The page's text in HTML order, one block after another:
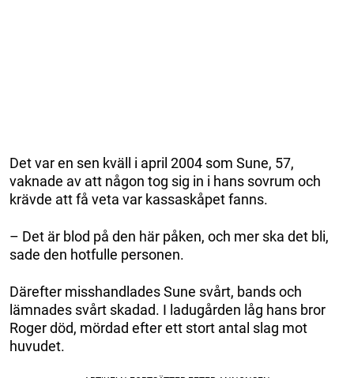
Det var en sen kväll i april 2004 som Sune, 57,
vaknade av att någon tog sig in i hans sovrum och
krävde att få veta var kassaskåpet fanns.
– Det är blod på den här påken, och mer ska det bli,
sade den hotfulle personen.
Därefter misshandlades Sune svårt, bands och
lämnades svårt skadad. I ladugården låg hans bror
Roger död, mördad efter ett stort antal slag mot
huvudet.